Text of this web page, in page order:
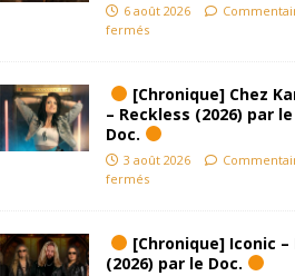
6 août 2026
fermés
[Chronique] Chez
– Reckless (2026) par le
Doc.
3 août 2026
fermés
[Chronique] Iconic –
(2026) par le Doc.